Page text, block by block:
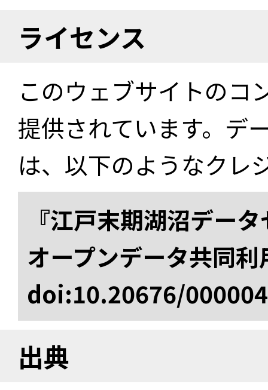
ライセンス
このウェブサイトのコ
提供されています。デ
は、以下のようなクレ
『江戸末期湖沼デー
オープンデータ共同
doi:10.20676/
出典